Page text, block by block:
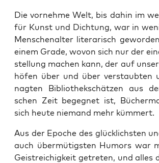
Die vor­neh­me Welt, bis dahin im
für Kunst und Dich­tung, war in
Men­schen­al­ter lite­ra­risch
einem Gra­de, wovon sich nur der
stel­lung machen kann, der auf
hö­fen über und über ver­staub­ten
nag­ten Biblio­theks­chät­zen aus
schen Zeit begeg­net ist,
sich heu­te nie­mand mehr kümmert.
Aus der Epo­che des glück­lichs­ten
auch über­mü­tigs­ten Humors war
Geist­rei­chig­keit getre­ten, und alles